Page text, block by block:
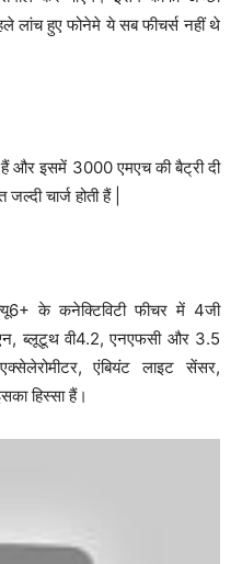
लांच हुए फोनेमे ये सब फीचर्स नहीं थे
और इसमें 3000 एमएच की बैट्री दी
चार्ज होती हैं |
के कनेक्टिविटी फीचर में 4जी
ब्लूटूथ वी4.2, एनएफसी और 3.5
एंबियंट लाइट सेंसर,
हिस्सा हैं।